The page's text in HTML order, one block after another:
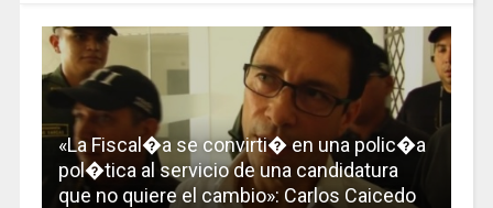
«La Fiscal�a se convirti� en una polic�a
pol�tica al servicio de una candidatura
que no quiere el cambio»: Carlos Caicedo